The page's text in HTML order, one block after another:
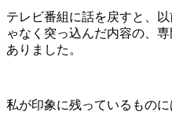
テレビ番組に話を戻すと、
ゃなく突っ込んだ内容の、
ありました。
私が印象に残っているもの